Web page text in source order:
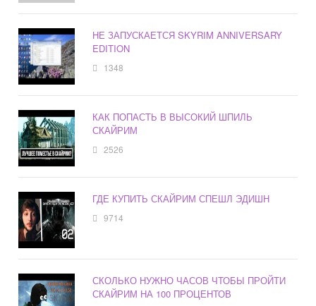
НЕ ЗАПУСКАЕТСЯ SKYRIM ANNIVERSARY
EDITION
1348
КАК ПОПАСТЬ В ВЫСОКИЙ ШПИЛЬ
СКАЙРИМ
2526
ГДЕ КУПИТЬ СКАЙРИМ СПЕШЛ ЭДИШН
9714
СКОЛЬКО НУЖНО ЧАСОВ ЧТОБЫ ПРОЙТИ
СКАЙРИМ НА 100 ПРОЦЕНТОВ